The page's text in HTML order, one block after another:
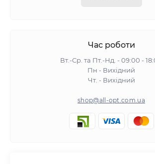
Час роботи
Вт.-Ср. та Пт.-Нд. - 09:00 -
Пн - Вихідний
Чт. - Вихідний
shop@all-opt.com.ua